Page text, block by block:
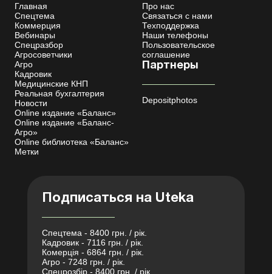
Главная
Спецтема
Коммерция
Вебинары
Спецразбор
Агросоветчики
Агро
Кадровик
Медицинские КНП
Реальная бухгалтерия
Новости
Online издание «Баланс»
Online издание «Баланс-
Агро»
Online библиотека «Баланс»
Метки
Про нас
Связаться с нами
Техподдержка
Наши телефоны
Пользовательское
соглашение
Партнеры
Depositphotos
Подписаться на Uteka
Спецтема - 8400 грн. / рік.
Кадровик - 7116 грн. / рік.
Комерція - 6864 грн. / рік.
Агро - 7248 грн. / рік.
Спецрозбір - 8400 грн. / рік.